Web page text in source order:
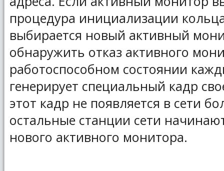
процедура инициализации
выбирается новый активный
обнаружить отказ активного
работоспособном состоянии
генерирует специальный кадр
этот кадр не появляется в сети
остальные станции сети
нового активного монитора.